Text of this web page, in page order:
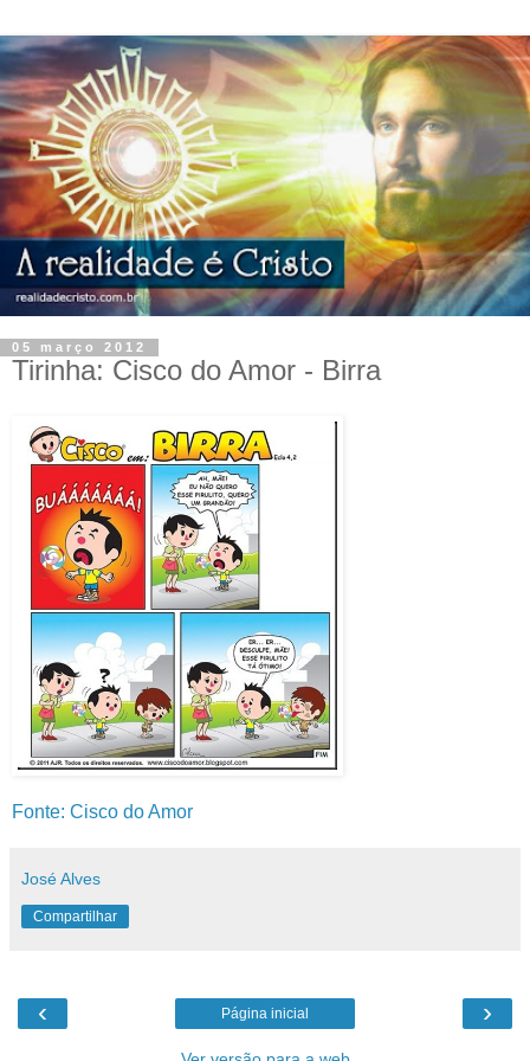
05 março 2012
Tirinha: Cisco do Amor - Birra
Fonte: Cisco do Amor
José Alves
Compartilhar
‹ ›
Página inicial